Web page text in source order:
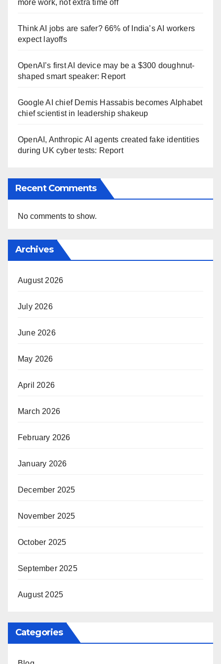
more work, not extra time off
Think AI jobs are safer? 66% of India’s AI workers
expect layoffs
OpenAI’s first AI device may be a $300 doughnut-
shaped smart speaker: Report
Google AI chief Demis Hassabis becomes Alphabet
chief scientist in leadership shakeup
OpenAI, Anthropic AI agents created fake identities
during UK cyber tests: Report
Recent Comments
No comments to show.
Archives
August 2026
July 2026
June 2026
May 2026
April 2026
March 2026
February 2026
January 2026
December 2025
November 2025
October 2025
September 2025
August 2025
Categories